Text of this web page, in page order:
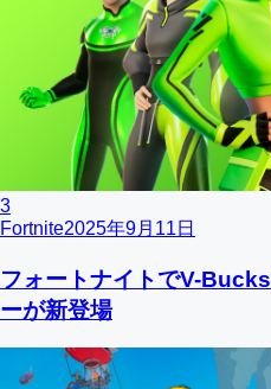
3
Fortnite2025年9月11日
フォートナイトでV-
ーが新登場